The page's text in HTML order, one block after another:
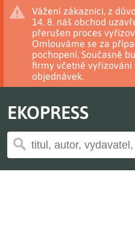
Vážení zákazníci, z
14. 8. náš obchod
přerušen proces
Omlouváme se za
pochopení. Současně
firmy včetně
objednávek.
EKOPRESS